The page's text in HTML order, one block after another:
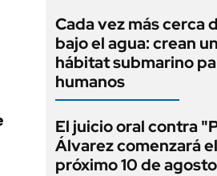
Cada vez más cerca
bajo el agua: crean
hábitat submarino
humanos
El juicio oral contra
Álvarez comenzará el
próximo 10 de agosto